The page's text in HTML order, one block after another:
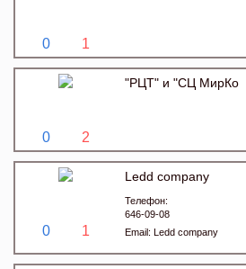
0 1
0 2
"РЦТ" и "СЦ МирКо
0 1
Ledd company
Телефон:
646-09-08
Email: Ledd company